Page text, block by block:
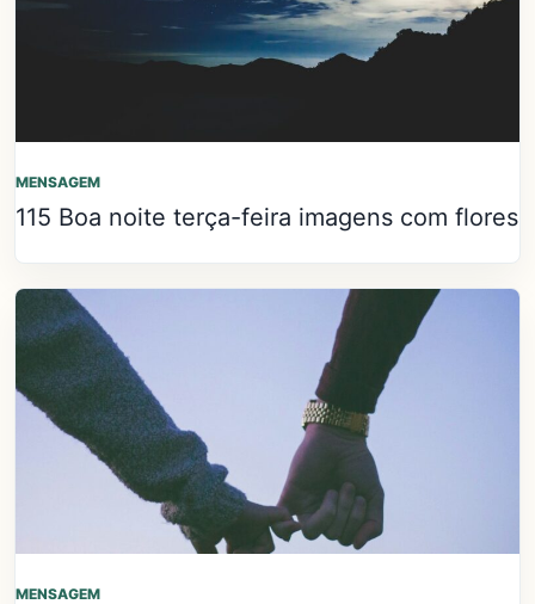
MENSAGEM
115 Boa noite terça-feira imagens com flores
MENSAGEM